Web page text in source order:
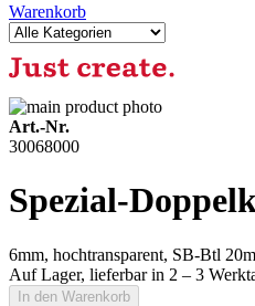
Warenkorb
Art.-Nr.
30068000
Spezial-
6mm, hochtransparent, SB-Btl 20m
Auf Lager, lieferbar in 2 – 3
In den Warenkorb